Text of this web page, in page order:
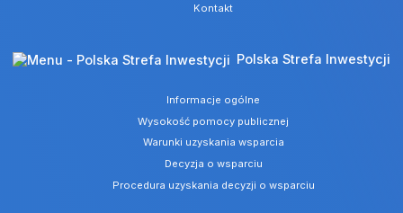
Kontakt
Polska Strefa Inwestycji
Informacje ogólne
Wysokość pomocy publicznej
Warunki uzyskania wsparcia
Decyzja o wsparciu
Procedura uzyskania decyzji o wsparciu